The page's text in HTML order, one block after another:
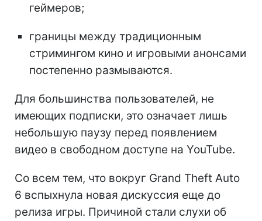
геймеров;
границы между традиционным
стримингом кино и игровыми анонсами
постепенно размываются.
Для большинства пользователей, не
имеющих подписки, это означает лишь
небольшую паузу перед появлением
видео в свободном доступе на YouTube.
Со всем тем, что вокруг Grand Theft Auto
6 вспыхнула новая дискуссия еще до
релиза игры. Причиной стали слухи об